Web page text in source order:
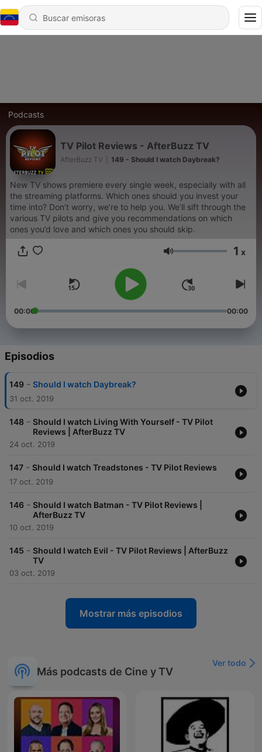
Podcasts
TV Pilot Reviews - AfterBuzz TV
AfterBuzz TV 149 - Should I watch Daybreak?
New TV shows premiere every single week, especially with all
the streaming platforms. Which ones should you invest your
time into? Don’t worry, we’re to help you. We’ll sift through the
various TV pilots and give you recommendations on which
ones you’d love and which ones you should skip.
Volumen 1 x
00:00 00:00
Episodios
149 - Should I watch Daybreak?
31 oct. 2019
148 - Should I watch Living With Yourself - TV Pilot
Reviews | AfterBuzz TV
24 oct. 2019
147 - Should I watch Treadstones - TV Pilot Reviews
17 oct. 2019
146 - Should I watch Batman - TV Pilot Reviews |
AfterBuzz TV
10 oct. 2019
145 - Should I watch Evil - TV Pilot Reviews | AfterBuzz
TV
03 oct. 2019
Mostrar más episodios
Más podcasts de Cine y TV
Ver todo